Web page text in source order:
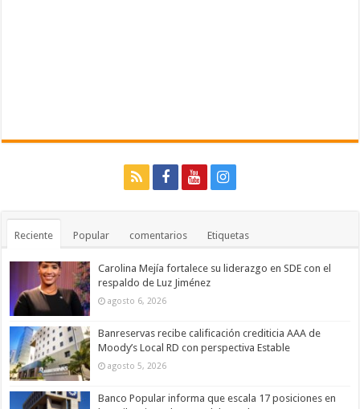
Reciente Popular comentarios Etiquetas
Carolina Mejía fortalece su liderazgo en SDE con el
respaldo de Luz Jiménez
agosto 6, 2026
Banreservas recibe calificación crediticia AAA de
Moody’s Local RD con perspectiva Estable
agosto 5, 2026
Banco Popular informa que escala 17 posiciones en